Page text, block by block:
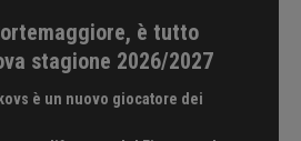
è tutto
stagione 2026/2027
è un nuovo giocatore dei